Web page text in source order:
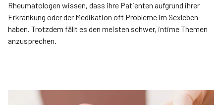
Rheumatologen wissen, dass ihre Patienten aufgrund ihrer
Erkrankung oder der Medikation oft Probleme im Sexleben
haben. Trotzdem fällt es den meisten schwer, intime Themen
anzusprechen.